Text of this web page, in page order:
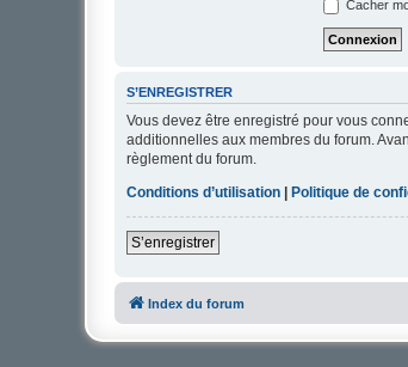
Cacher
S’ENREGISTRER
Vous devez être enregistré pour vous
additionnelles aux membres du forum.
règlement du forum.
Conditions d’utilisation | Politique de
S’enregistrer
Index du forum